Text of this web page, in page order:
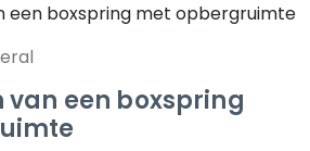
van een boxspring